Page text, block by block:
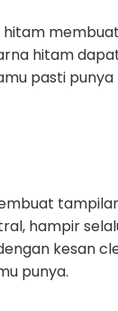
hitam
pasti
hampir
kesan
punya.